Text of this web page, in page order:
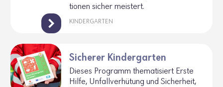
tionen sicher meis­tert.
KINDERGARTEN
Sicherer Kindergarten
Dieses Programm thema­ti­siert Erste
Hilfe, Unfall­ver­hü­tung und Sicher­heit,